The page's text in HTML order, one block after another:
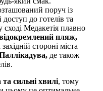
поруч із
до готелів та
сході Медакетія плавно
пляж,
стороні міста
де також
сильні хвилі, тому